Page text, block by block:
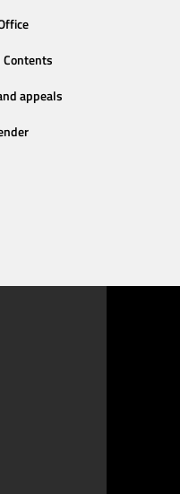
Contents
appeals